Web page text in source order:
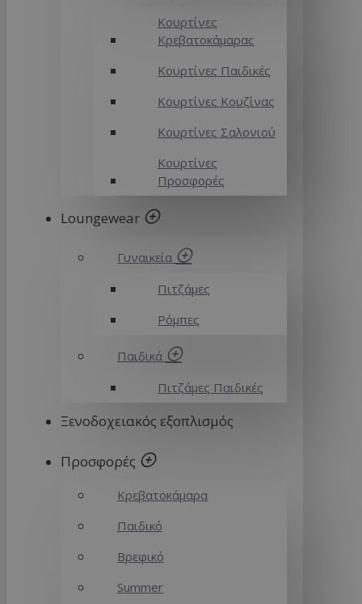
Κουρτίνες
Κρεβατοκάμαρας
Κουρτίνες Παιδικές
Κουρτίνες Κουζίνας
Κουρτίνες Σαλονιού
Κουρτίνες
Προσφορές
Loungewear
Γυναικεία
Πιτζάμες
Ρόμπες
Παιδικά
Πιτζάμες Παιδικές
Ξενοδοχειακός εξοπλισμός
Προσφορές
Κρεβατοκάμαρα
Παιδικό
Βρεφικό
Summer